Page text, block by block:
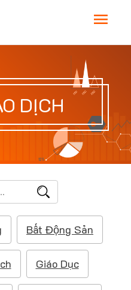
M
a
i
n
n
u
DỊCH
Bất Động Sản
Giáo Dục